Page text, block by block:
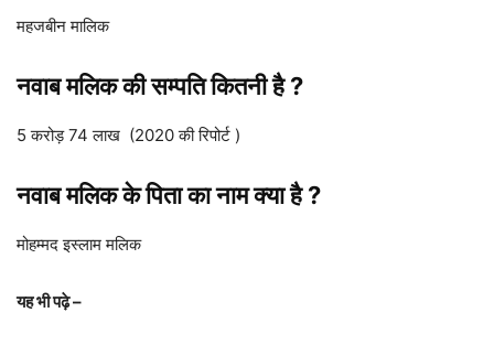
महजबीन मालिक
नवाब मलिक की सम्पति कितनी है ?
5 करोड़ 74 लाख (2020 की रिपोर्ट )
नवाब मलिकके पिता का नाम क्या है ?
मोहम्मद इस्लाम मलिक
यह भी पढ़े –